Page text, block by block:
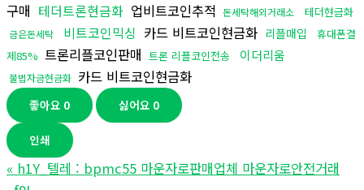
구매 테더트론현금화 업비트코인추적 돈세탁해외거래소 테더현금화
금은돈세탁 비트코인믹싱 카드 비트코인현금화 리플매입
휴대폰결
제85% 트론리플코인판매 트론 리플코인전송 이더리움
불법자금현금화 카드 비트코인현금화
좋아요 0 싫어요 0
인쇄
« h1Y_텔레 : bpmc55 마운자로판매업체 마운자로안전거래